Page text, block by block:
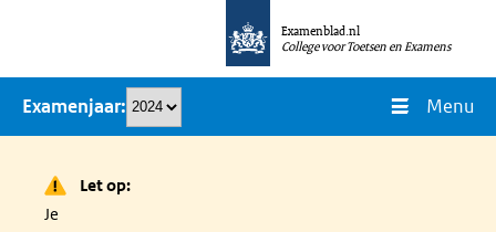
naar
inhoud
Examenblad.nl
College voor Toetsen en Examens
Examenjaar Menu
Let op:
Je